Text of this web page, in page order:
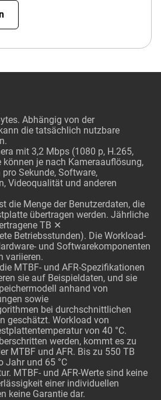
Abhängig von der
die tatsächlich nutzbare
mit 3,2 Mbps (1080 p, H.265,
können je nach Kameraauflösung,
Sekunde, Software,
Videoqualität und anderen
die Menge der Benutzerdaten, die
übertragen werden. Jährliche
TB ✕
Betriebsstunden). Die Workload-
und Softwarekomponenten
variieren.
MTBF- und AFR-Spezifikationen
sie auf Beispieldaten, und sie
anhand von
sowie
bei durchschnittlichen
geschätzt. Workload von
von 40 °C.
werden, kommt es zu
MTBF und AFR. Bis zu 550 TB
Jahr und 65 °C
MTBF- und AFR-Werte sind keine
einer individuellen
keine Garantie dar.